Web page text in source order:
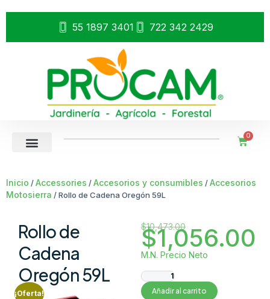
55 1897 3401 722 342 2429
0
Inicio /Accessories /Accesorios y consumibles /Accesorios
Motosierra / Rollo de Cadena Oregón 59L
Rollo de
Cadena
Oregón 59L
¡Oferta!
$10,473.00
$1,056.00
M.N. Precio Neto
Añadir al carrito